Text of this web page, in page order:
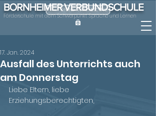
BORNHEIMER VERBUNDSCHULE
Förderschule mit dem Schwerpunkt Sprache und Lernen
ONLINE-KRANKMELDUNG
Ausfall des Unterrichts auch
am Donnerstag
17. Jan. 2024
Liebe Eltern, liebe
Erziehungsberechtigten,